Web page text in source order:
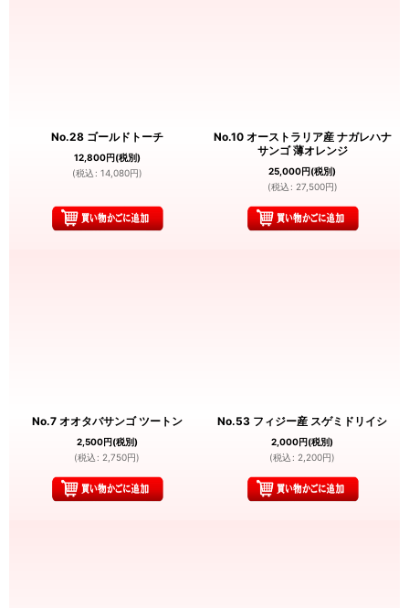
No.28 ゴールドトーチ
12,800円(税別)
(税込 : 14,080円)
No.10 オーストラリア産 ナガレハナ
サンゴ 薄オレンジ
25,000円(税別)
(税込 : 27,500円)
No.7 オオタバサンゴ ツートン
2,500円(税別)
(税込 : 2,750円)
No.53 フィジー産 スゲミドリイシ
2,000円(税別)
(税込 : 2,200円)